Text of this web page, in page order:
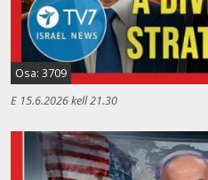
Osa: 3709
E 15.6.2026 kell 21.30